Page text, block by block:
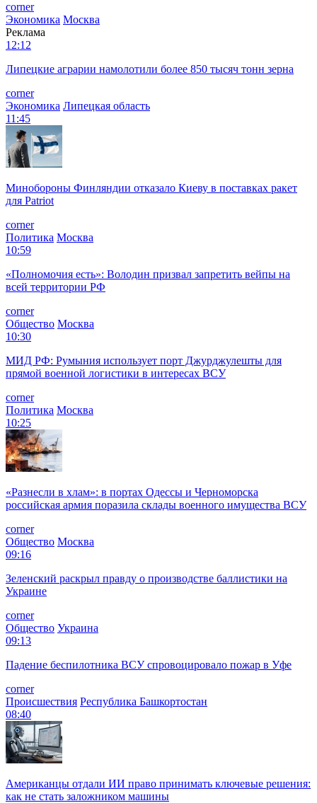
corner
Экономика Москва
Реклама
12:12
Липецкие аграрии намолотили более 850 тысяч тонн зерна
corner
Экономика Липецкая область
11:45
Минобороны Финляндии отказало Киеву в поставках ракет
для Patriot
corner
Политика Москва
10:59
«Полномочия есть»: Володин призвал запретить вейпы на
всей территории РФ
corner
Общество Москва
10:30
МИД РФ: Румыния использует порт Джурджулешты для
прямой военной логистики в интересах ВСУ
corner
Политика Москва
10:25
«Разнесли в хлам»: в портах Одессы и Черноморска
российская армия поразила склады военного имущества ВСУ
corner
Общество Москва
09:16
Зеленский раскрыл правду о производстве баллистики на
Украине
corner
Общество Украина
09:13
Падение беспилотника ВСУ спровоцировало пожар в Уфе
corner
Происшествия Республика Башкортостан
08:40
Американцы отдали ИИ право принимать ключевые решения:
как не стать заложником машины